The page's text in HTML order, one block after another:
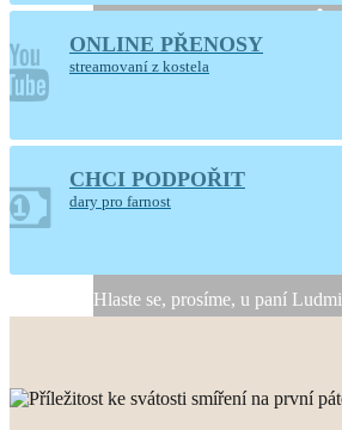
Marie
Ústí nad
Generální
Hlaste se, prosíme, u paní
ONLINE PŘENOSY
streamovaní z kostela
CHCI PODPOŘIT
dary pro farnost